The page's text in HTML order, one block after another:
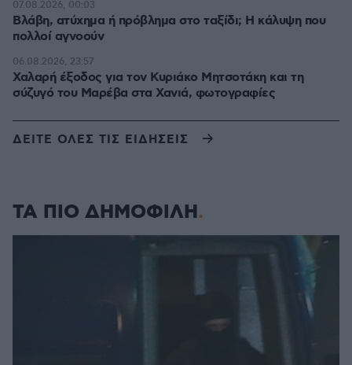
Βλάβη, ατύχημα ή πρόβλημα στο ταξίδι; Η κάλυψη που
πολλοί αγνοούν
07.08.2026, 00:03
Χαλαρή έξοδος για τον Κυριάκο Μητσοτάκη και τη
σύζυγό του Μαρέβα στα Χανιά, φωτογραφίες
06.08.2026, 23:57
ΔΕΙΤΕ ΟΛΕΣ ΤΙΣ ΕΙΔΗΣΕΙΣ
ΤΑ ΠΙΟ ΔΗΜΟΦΙΛΗ